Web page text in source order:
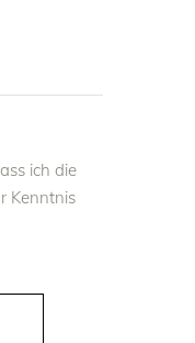
ich die
Kenntnis